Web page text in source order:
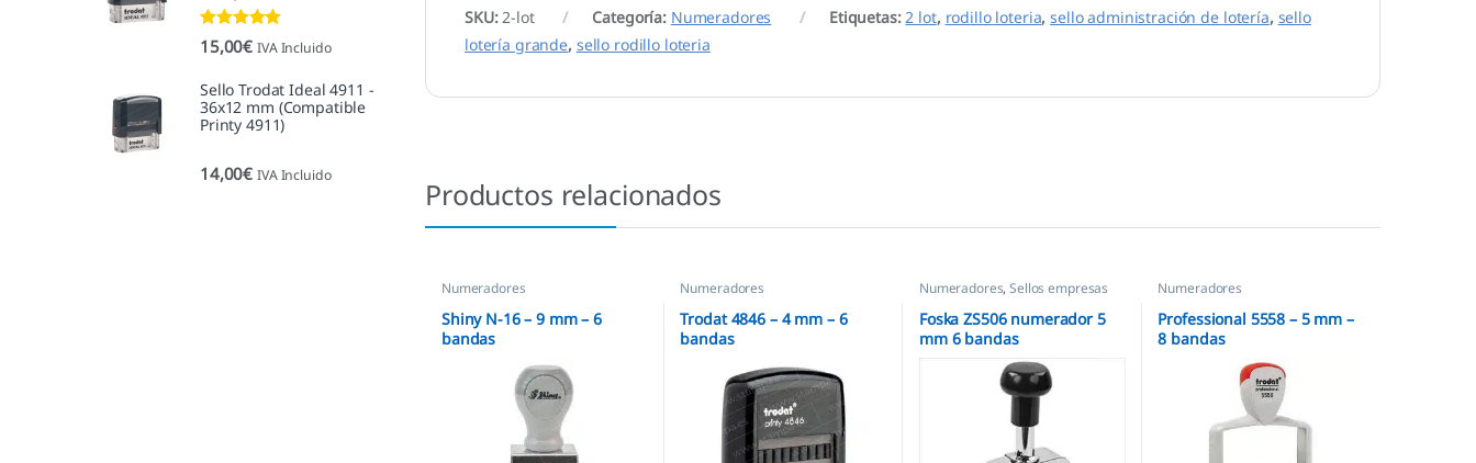
SKU:2-lot Categoría: Numeradores Etiquetas:2 lot, rodillo loteria,sello administración de lotería, sello
lotería grande, sello rodillo loteria
Productos relacionados
Numeradores
Shiny N-16 – 9 mm – 6
bandas
Numeradores
Trodat 4846 – 4 mm – 6
bandas
Numeradores,Sellos empresas
Foska ZS506 numerador 5
mm 6 bandas
Numeradores
Professional 5558 – 5 mm –
8 bandas
Valorado con
5.00de 5
15,00€ IVA Incluido
Sello Trodat Ideal 4911 -
36x12 mm (Compatible
Printy 4911)
14,00€ IVA Incluido